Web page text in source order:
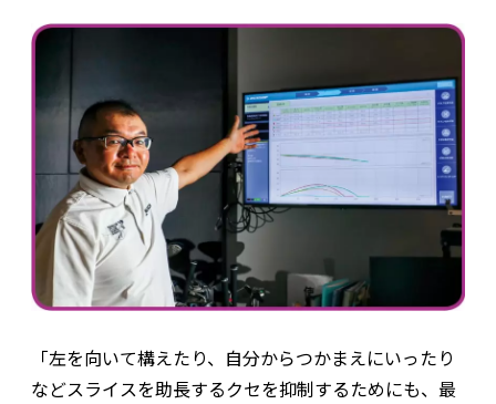
「左を向いて構えたり、自分からつかまえにいったり
などスライスを助長するクセを抑制するためにも、最